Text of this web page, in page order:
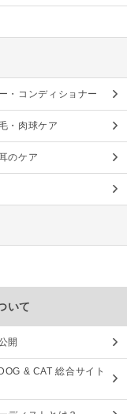
・コンディショナー
・肉球ケア
のケア
いて
開
& CAT 総合サイト